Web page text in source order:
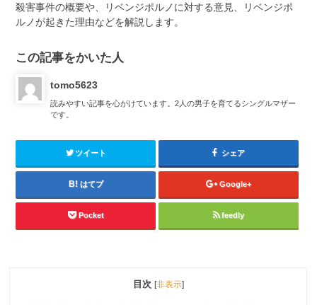
殺害事件の概要や、リベンジポルノに対する意見、リベンジポ
ルノが起きた理由などを解説します。
この記事をかいた人
tomo5623
読みやすい記事を心がけています。2人の男子を育てるシングルマザー
です。
ツイート シェア
はてブ Google+
Pocket feedly
目次 [非表示]